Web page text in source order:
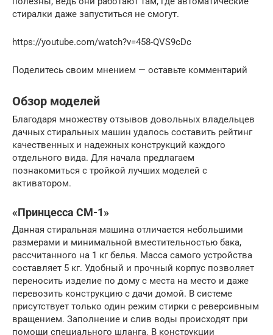
стиралки даже запуститься не смогут.
https://youtube.com/watch?v=458-QVS9cDc
Поделитесь своим мнением — оставьте комментарий
Обзор моделей
Благодаря множеству отзывов довольных владельцев
дачных стиральных машин удалось составить рейтинг
качественных и надежных конструкций каждого
отдельного вида. Для начала предлагаем
познакомиться с тройкой лучших моделей с
активатором.
«Принцесса СМ-1»
Данная стиральная машина отличается небольшими
размерами и минимальной вместительностью бака,
рассчитанного на 1 кг белья. Масса самого устройства
составляет 5 кг. Удобный и прочный корпус позволяет
переносить изделие по дому с места на место и даже
перевозить конструкцию с дачи домой. В системе
присутствует только один режим стирки с реверсивным
вращением. Заполнение и слив воды происходят при
помощи специального шланга. В конструкции